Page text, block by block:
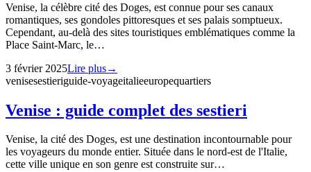
Venise, la célèbre cité des Doges, est connue pour ses canaux
romantiques, ses gondoles pittoresques et ses palais somptueux.
Cependant, au-delà des sites touristiques emblématiques comme la
Place Saint-Marc, le…
3 février 2025Lire plus→
venisesestieriguide-voyageitalieeuropequartiers
Venise : guide complet des sestieri
Venise, la cité des Doges, est une destination incontournable pour
les voyageurs du monde entier. Située dans le nord-est de l'Italie,
cette ville unique en son genre est construite sur…